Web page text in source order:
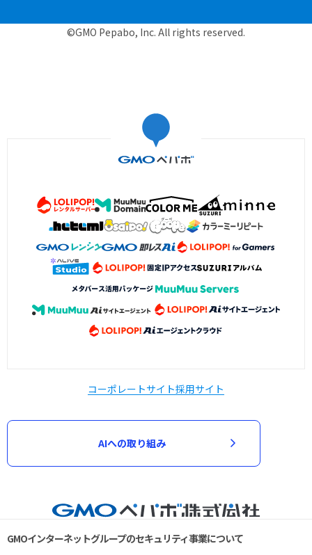
©GMO Pepabo, Inc. All rights reserved.
コーポレートサイト採用サイト
AIへの取り組み
GMOインターネットグループのセキュリティ事業について